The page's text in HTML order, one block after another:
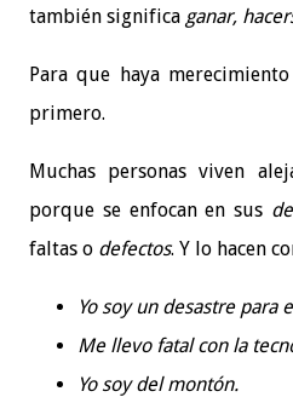
también significa ganar,
Para que haya
primero.
Muchas personas viven
porque se enfocan en sus
faltas o defectos. Y lo hacen
Yo soy un desastre para
Me llevo fatal con la
Yo soy del montón.